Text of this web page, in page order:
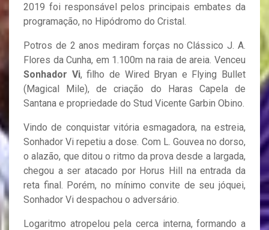
2019 foi responsável pelos principais embates da
programação, no Hipódromo do Cristal.
Potros de 2 anos mediram forças no Clássico J. A.
Flores da Cunha, em 1.100m na raia de areia. Venceu
Sonhador Vi, filho de Wired Bryan e Flying Bullet
(Magical Mile), de criação do Haras Capela de
Santana e propriedade do Stud Vicente Garbin Obino.
Vindo de conquistar vitória esmagadora, na estreia,
Sonhador Vi repetiu a dose. Com L. Gouvea no dorso,
o alazão, que ditou o ritmo da prova desde a largada,
chegou a ser atacado por Horus Hill na entrada da
reta final. Porém, no mínimo convite de seu jóquei,
Sonhador Vi despachou o adversário.
Logaritmo atropelou pela cerca interna, formando a